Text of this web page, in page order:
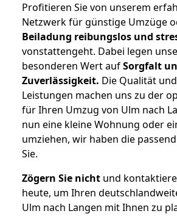
Profitieren Sie von unserem
Netzwerk für günstige Umzüge
Beiladung reibungslos und
vonstattengeht. Dabei legen
besonderen Wert aufSorgfalt
Zuverlässigkeit. Die Qualität
Leistungen machen uns zu der
für Ihren Umzug von Ulm nach
nun eine kleine Wohnung oder
umziehen, wir haben die
Sie.
Zögern Sie nicht und
heute, um Ihren
Ulm nach Langen mit Ihnen zu